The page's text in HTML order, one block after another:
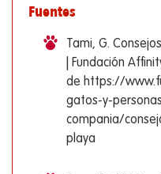
Fuentes
Tami, G.
| Fundación
de https://
gatos-y-
compania/
playa